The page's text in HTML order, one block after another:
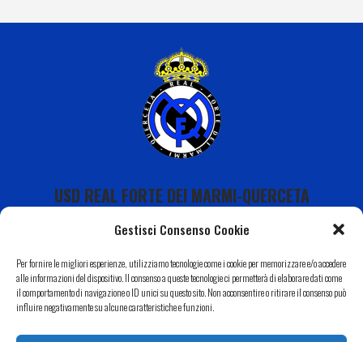
Gestisci Consenso Cookie
Per fornire le migliori esperienze, utilizziamo tecnologie come i cookie per memorizzare e/o accedere
alle informazioni del dispositivo. Il consenso a queste tecnologie ci permetterà di elaborare dati come
il comportamento di navigazione o ID unici su questo sito. Non acconsentire o ritirare il consenso può
influire negativamente su alcune caratteristiche e funzioni.
USD REAL FORTE DEI MARMI-QUERCETA
Calendario